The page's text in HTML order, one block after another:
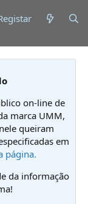
on-line de
marca UMM,
queiram
em
página.
da informação